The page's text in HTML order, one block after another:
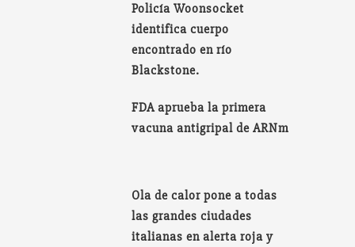
Policía Woonsocket
identifica cuerpo
encontrado en río
Blackstone.
FDA aprueba la primera
vacuna antigripal de ARNm
Ola de calor pone a todas
las grandes ciudades
italianas en alerta roja y